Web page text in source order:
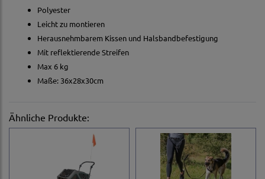
Polyester
Leicht zu montieren
Herausnehmbarem Kissen und Halsbandbefestigung
Mit reflektierende Streifen
Max 6 kg
Maße: 36x28x30cm
Ähnliche Produkte: